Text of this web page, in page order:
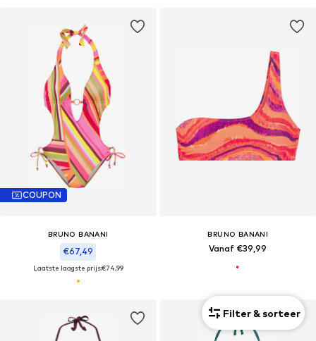
COUPON
BRUNO BANANI
€67,49
Laatste laagste prijs:€74,99
BRUNO BANANI
Vanaf €39,99
Filter & sorteer